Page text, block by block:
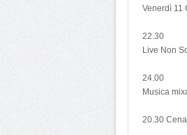
Venerdì 11
22.30
Live Non
24.00
Musica
20.30 Cena